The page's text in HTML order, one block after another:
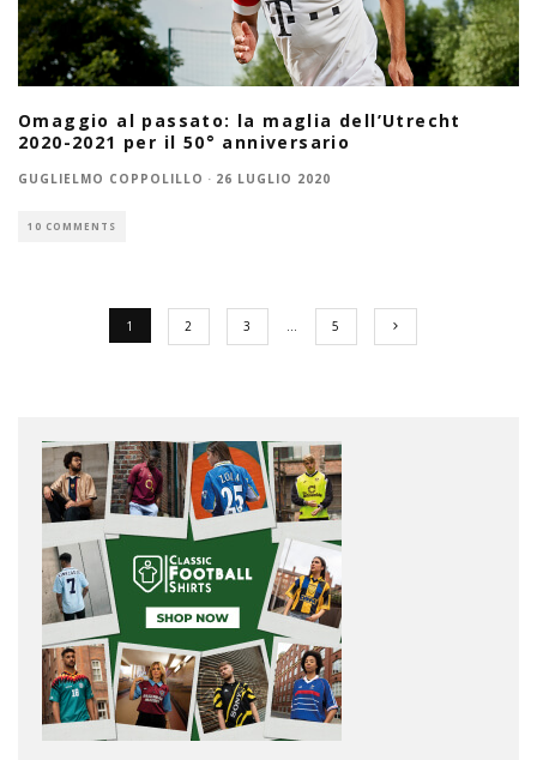
Omaggio al passato: la maglia dell’Utrecht
2020-2021 per il 50° anniversario
GUGLIELMO COPPOLILLO · 26 LUGLIO 2020
10 COMMENTS
1 2 3 … 5